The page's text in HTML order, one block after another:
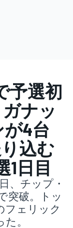
予選初
ナッ
4台
込む
1日目
、チップ・
突破。トッ
フェリック
。